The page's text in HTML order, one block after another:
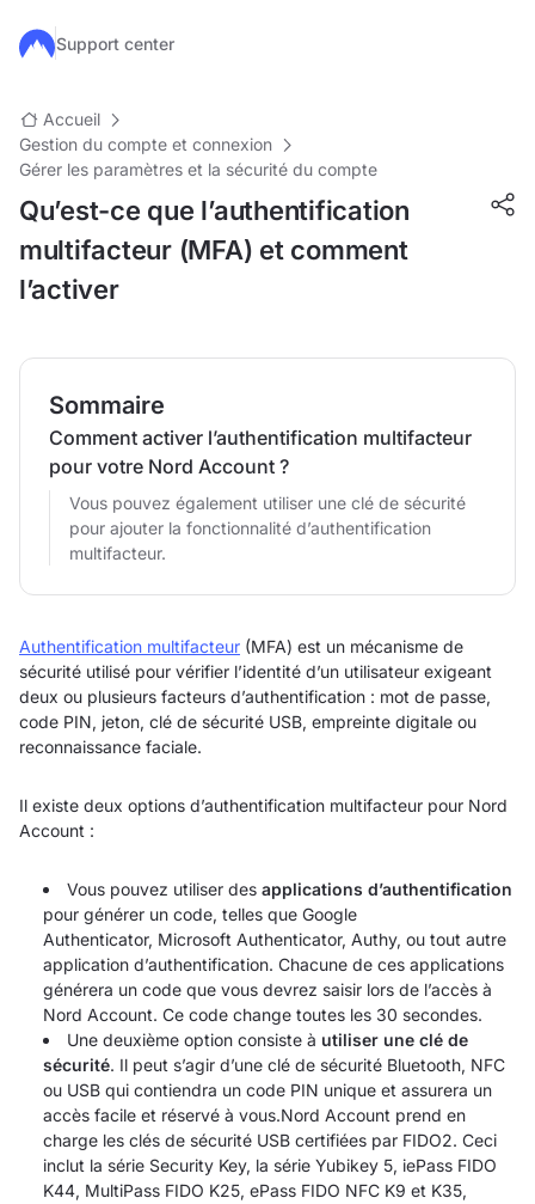
Passer au contenu principal
Support center
Accueil
Gestion du compte et connexion
Gérer les paramètres et la sécurité du compte
Qu’est-ce que l’authentification
multifacteur (MFA) et comment
l’activer
Sommaire
Comment activer l’authentification multifacteur
pour votre Nord Account ?
Vous pouvez également utiliser une clé de sécurité
pour ajouter la fonctionnalité d’authentification
multifacteur.
Authentification multifacteur (MFA) est un mécanisme de
sécurité utilisé pour vérifier l’identité d’un utilisateur exigeant
deux ou plusieurs facteurs d’authentification : mot de passe,
code PIN, jeton, clé de sécurité USB, empreinte digitale ou
reconnaissance faciale.
Il existe deux options d’authentification multifacteur pour Nord
Account :
Vous pouvez utiliser des applications d’authentification
pour générer un code, telles que Google
Authenticator, Microsoft Authenticator, Authy, ou tout autre
application d’authentification. Chacune de ces applications
générera un code que vous devrez saisir lors de l’accès à
Nord Account. Ce code change toutes les 30 secondes.
Une deuxième option consiste à utiliser une clé de
sécurité. Il peut s’agir d’une clé de sécurité Bluetooth, NFC
ou USB qui contiendra un code PIN unique et assurera un
accès facile et réservé à vous.Nord Account prend en
charge les clés de sécurité USB certifiées par FIDO2. Ceci
inclut la série Security Key, la série Yubikey 5, iePass FIDO
K44, MultiPass FIDO K25, ePass FIDO NFC K9 et K35,